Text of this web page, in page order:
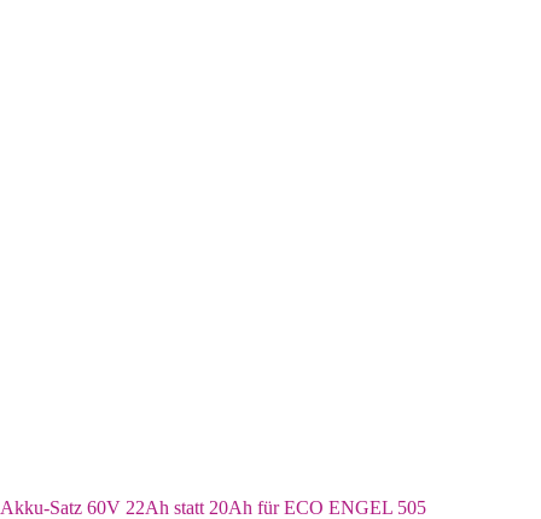
Akku-Satz 60V 22Ah statt 20Ah für ECO ENGEL 505